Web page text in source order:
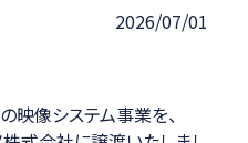
2026/07/01
映像システム事業を、